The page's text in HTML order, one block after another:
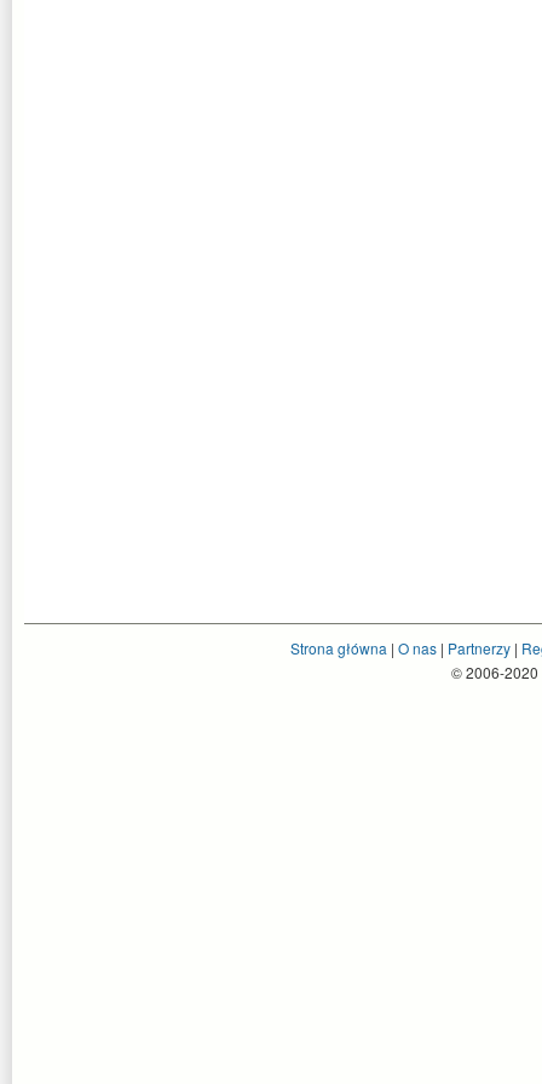
Strona główna | O nas| Partnerzy|
© 2006-2020